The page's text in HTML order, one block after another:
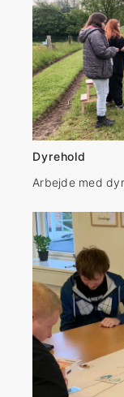
Dyrehold
Arbejde med